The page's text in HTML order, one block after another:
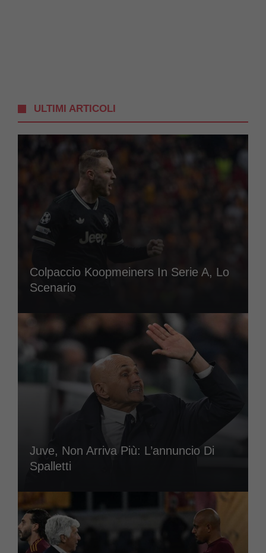
ULTIMI ARTICOLI
Colpaccio Koopmeiners In Serie A, Lo
Scenario
Juve, Non Arriva Più: L’annuncio Di
Spalletti